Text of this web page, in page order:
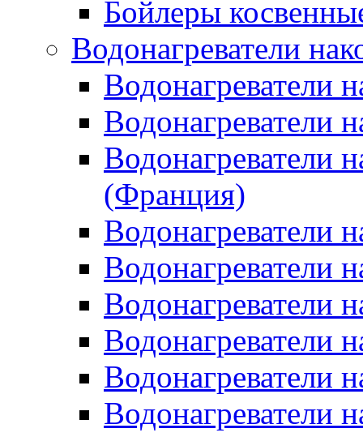
Бойлеры
Водонагреватели
Водонагреватели
Водонагреватели
Водонагреватели
(Франция)
Водонагреватели
Водонагреватели
Водонагреватели
Водонагреватели
Водонагреватели
Водонагреватели